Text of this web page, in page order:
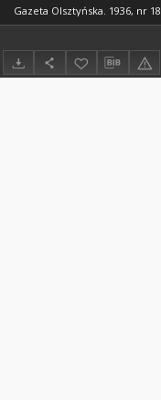
Gazeta Olsztyńska. 1936, nr 18